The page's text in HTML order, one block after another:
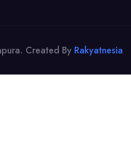
Created By Rakyatnesia